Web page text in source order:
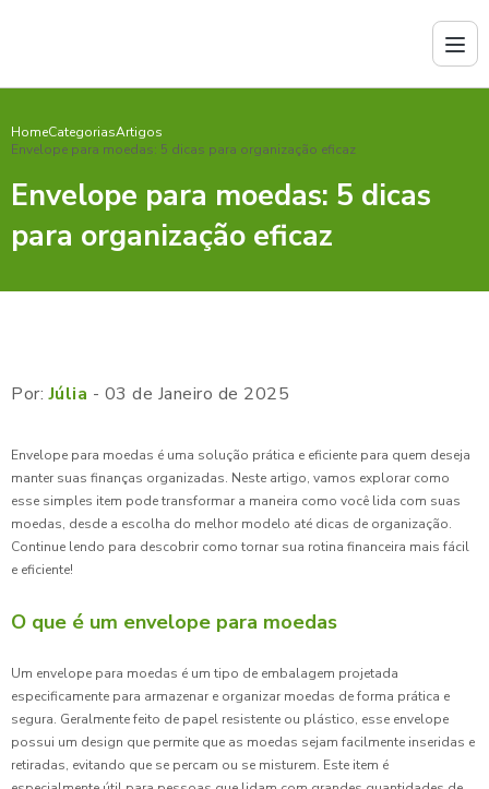
HomeCategoriasArtigos
Envelope para moedas: 5 dicas para organização eficaz
Envelope para moedas: 5 dicas
para organização eficaz
Por:Júlia - 03 de Janeiro de 2025
Envelope para moedas é uma solução prática e eficiente para quem deseja
manter suas finanças organizadas. Neste artigo, vamos explorar como
esse simples item pode transformar a maneira como você lida com suas
moedas, desde a escolha do melhor modelo até dicas de organização.
Continue lendo para descobrir como tornar sua rotina financeira mais fácil
e eficiente!
O que é um envelope para moedas
Um envelope para moedas é um tipo de embalagem projetada
especificamente para armazenar e organizar moedas de forma prática e
segura. Geralmente feito de papel resistente ou plástico, esse envelope
possui um design que permite que as moedas sejam facilmente inseridas e
retiradas, evitando que se percam ou se misturem. Este item é